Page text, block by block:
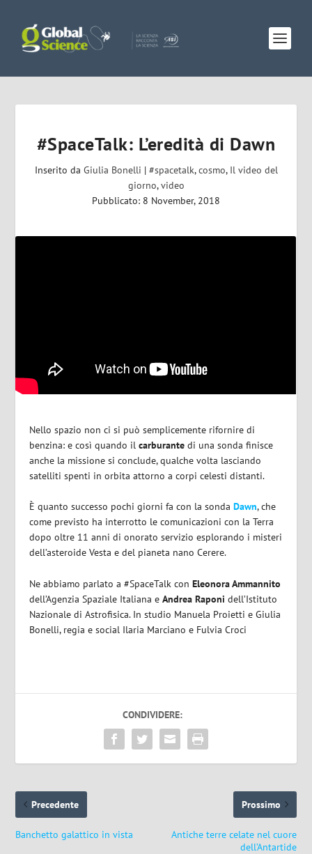
#SpaceTalk: L’eredità di Dawn
Inserito da Giulia Bonelli | #spacetalk,cosmo, Il video del
giorno,video
Pubblicato: 8 November, 2018
Nello spazio non ci si può semplicemente rifornire di
benzina: e così quando ilcarburante di una sonda finisce
anche la missione si conclude, qualche volta lasciando
satelliti spenti in orbita attorno a corpi celesti distanti.
È quanto successo pochi giorni fa con la sondaDawn, che
come previsto ha interrotto le comunicazioni con la Terra
dopo oltre 11 anni di onorato servizio esplorando i misteri
dell’asteroide Vesta e del pianeta nano Cerere.
Ne abbiamo parlato a #SpaceTalk conEleonora Ammannito
dell’Agenzia Spaziale Italiana eAndrea Raponi dell’Istituto
Nazionale di Astrofisica. In studio Manuela Proietti e Giulia
Bonelli, regia e social Ilaria Marciano e Fulvia Croci
CONDIVIDERE:
Precedente
Banchetto galattico in vista
Prossimo
Antiche terre celate nel cuore
dell’Antartide